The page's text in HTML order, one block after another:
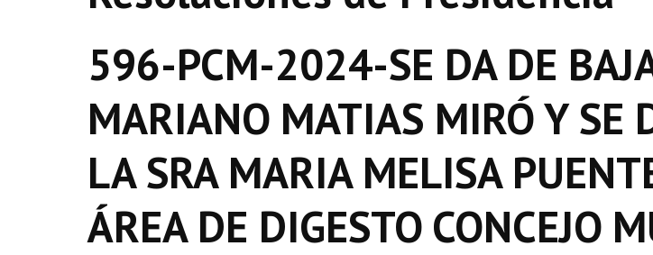
596-PCM-2024-SE DA DE
MARIANO MATIAS MIRÓ Y SE
LA SRA MARIA MELISA
ÁREA DE DIGESTO CONCEJO